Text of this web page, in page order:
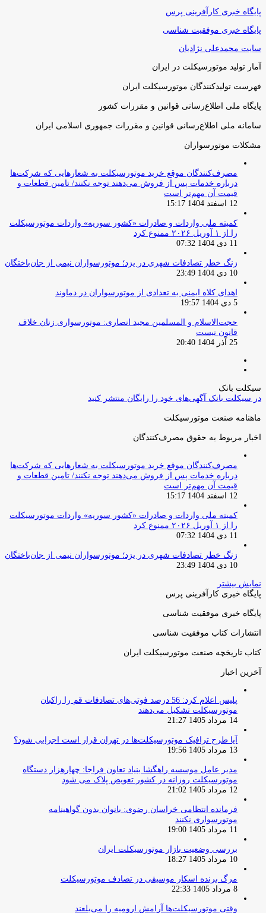
پایگاه خبری کارآفرینی پرس
پایگاه خبری موفقیت شناسی
سایت محمدعلی نژادیان
آمار تولید موتورسیکلت در ایران
فهرست تولیدکنندگان موتورسیکلت ایران
پایگاه ملی اطلاع‌رسانی قوانین و مقررات کشور
سامانه ملی اطلاع‌رسانی قوانین و مقررات جمهوری اسلامی ایران
مشکلات موتورسواران
مصرف‌کنندگان موقع خرید موتورسیکلت به شعارهایی که شرکت‌ها
درباره خدمات پس از فروش می‌دهند توجه نکنند/ تامین قطعات و
قیمت آن مهم‌تر است
12 اسفند 1404 15:17
کمیته ملی واردات و صادرات «کشور سوریه» واردات موتورسیکلت
را از ۱ آوریل ۲۰۲۶ ممنوع کرد
11 دی 1404 07:32
زنگ خطر تصادفات شهری در یزد؛ موتورسواران نیمی از جان‌باختگان
10 دی 1404 23:49
اهدای کلاه ایمنی به تعدادی از موتورسواران در دماوند
5 دی 1404 19:57
حجت‌الاسلام و المسلمین مجید انصاری: موتورسواری زنان خلاف
قانون نیست
25 آذر 1404 20:40
سیکلت بانک
در سیکلت بانک آگهی‌های خود را رایگان منتشر کنید
ماهنامه صنعت موتورسیکلت
اخبار مربوط به حقوق مصرف‌کنندگان
مصرف‌کنندگان موقع خرید موتورسیکلت به شعارهایی که شرکت‌ها
درباره خدمات پس از فروش می‌دهند توجه نکنند/ تامین قطعات و
قیمت آن مهم‌تر است
12 اسفند 1404 15:17
کمیته ملی واردات و صادرات «کشور سوریه» واردات موتورسیکلت
را از ۱ آوریل ۲۰۲۶ ممنوع کرد
11 دی 1404 07:32
زنگ خطر تصادفات شهری در یزد؛ موتورسواران نیمی از جان‌باختگان
10 دی 1404 23:49
نمایش بیشتر
پایگاه خبری کارآفرینی پرس
پایگاه خبری موفقیت شناسی
انتشارات کتاب موفقیت شناسی
کتاب تاریخچه صنعت موتورسیکلت ایران
آخرین اخبار
پلیس اعلام کرد: 56 درصد فوتی‌های تصادفات قم را راکبان
موتورسیکلت تشکیل می‌دهند
14 مرداد 1405 21:27
آیا طرح ترافیک موتورسیکلت‌ها در تهران قرار است اجرایی شود؟
13 مرداد 1405 19:56
مدیر عامل موسسه راهگشا بنیاد تعاون فراجا: چهارهزار دستگاه
موتورسیکلت روزانه در کشور تعویض پلاک می شود
12 مرداد 1405 21:02
فرمانده انتظامی خراسان رضوی: بانوان بدون گواهینامه
موتورسواری نکنند
11 مرداد 1405 19:00
بررسی وضعیت بازار موتورسیکلت ایران
10 مرداد 1405 18:27
مرگ برنده اسکار موسیقی در تصادف موتورسیکلت
8 مرداد 1405 22:33
وقتی موتورسیکلت‌ها آرامش ارومیه را می‌بلعند